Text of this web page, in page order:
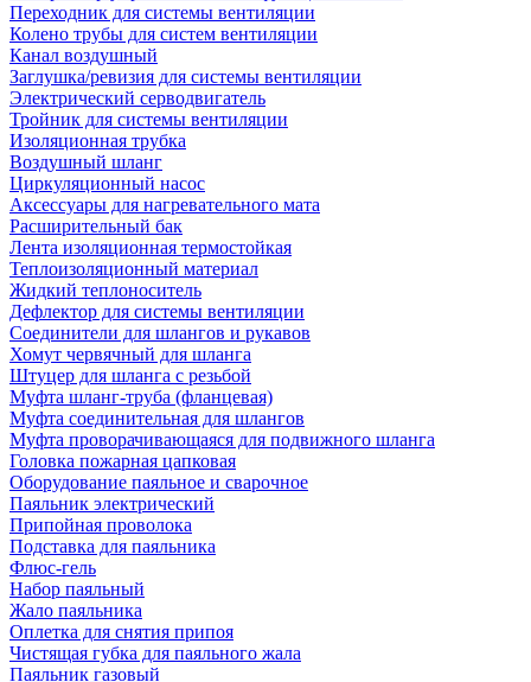
Переходник для системы вентиляции
Колено трубы для систем вентиляции
Канал воздушный
Заглушка/ревизия для системы вентиляции
Электрический серводвигатель
Тройник для системы вентиляции
Изоляционная трубка
Воздушный шланг
Циркуляционный насос
Аксессуары для нагревательного мата
Расширительный бак
Лента изоляционная термостойкая
Теплоизоляционный материал
Жидкий теплоноситель
Дефлектор для системы вентиляции
Соединители для шлангов и рукавов
Хомут червячный для шланга
Штуцер для шланга с резьбой
Муфта шланг-труба (фланцевая)
Муфта соединительная для шлангов
Муфта проворачивающаяся для подвижного шланга
Головка пожарная цапковая
Оборудование паяльное и сварочное
Паяльник электрический
Припойная проволока
Подставка для паяльника
Флюс-гель
Набор паяльный
Жало паяльника
Оплетка для снятия припоя
Чистящая губка для паяльного жала
Паяльник газовый